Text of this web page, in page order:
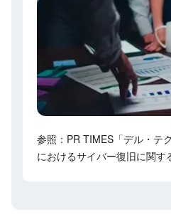
参照：PR TIMES「デル・テ
におけるサイバー復旧に関す